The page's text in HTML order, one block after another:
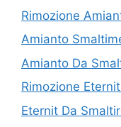
Rimozione
Amianto
Amianto Da
Rimozione
Eternit Da